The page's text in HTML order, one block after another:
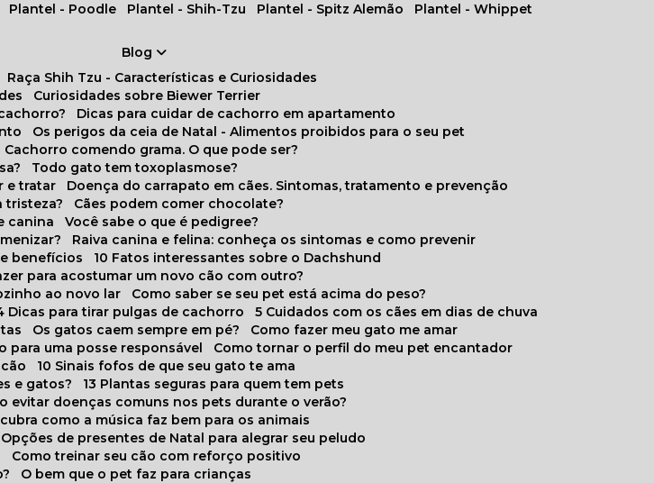
Plantel - Poodle Plantel - Shih-Tzu Plantel - Spitz Alemão
Plantel - Whippet
Blog
Raça Shih Tzu - Características e Curiosidades
Curiosidades sobre Biewer Terrier
Dicas para cuidar de cachorro em apartamento
Os perigos da ceia de Natal - Alimentos proibidos para o seu pet
Cachorro comendo grama. O que pode ser?
Todo gato tem toxoplasmose?
e tratar
Doença do carrapato em cães. Sintomas, tratamento e prevenção
tristeza?
Cães podem comer chocolate?
canina
Você sabe o que é pedigree?
Raiva canina e felina: conheça os sintomas e como prevenir
benefícios
10 Fatos interessantes sobre o Dachshund
fazer para acostumar um novo cão com outro?
ao novo lar
Como saber se seu pet está acima do peso?
4 Dicas para tirar pulgas de cachorro
5 Cuidados com os cães em dias de chuva
Os gatos caem sempre em pé?
Como fazer meu gato me amar
para uma posse responsável
Como tornar o perfil do meu pet encantador
10 Sinais fofos de que seu gato te ama
e gatos?
13 Plantas seguras para quem tem pets
evitar doenças comuns nos pets durante o verão?
como a música faz bem para os animais
Opções de presentes de Natal para alegrar seu peludo
Como treinar seu cão com reforço positivo
O bem que o pet faz para crianças